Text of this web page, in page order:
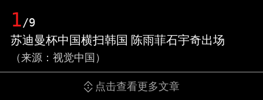
1/9
苏迪曼杯中国横扫韩国 陈雨菲石宇奇出场
（来源：视觉中国）
点击查看更多文章